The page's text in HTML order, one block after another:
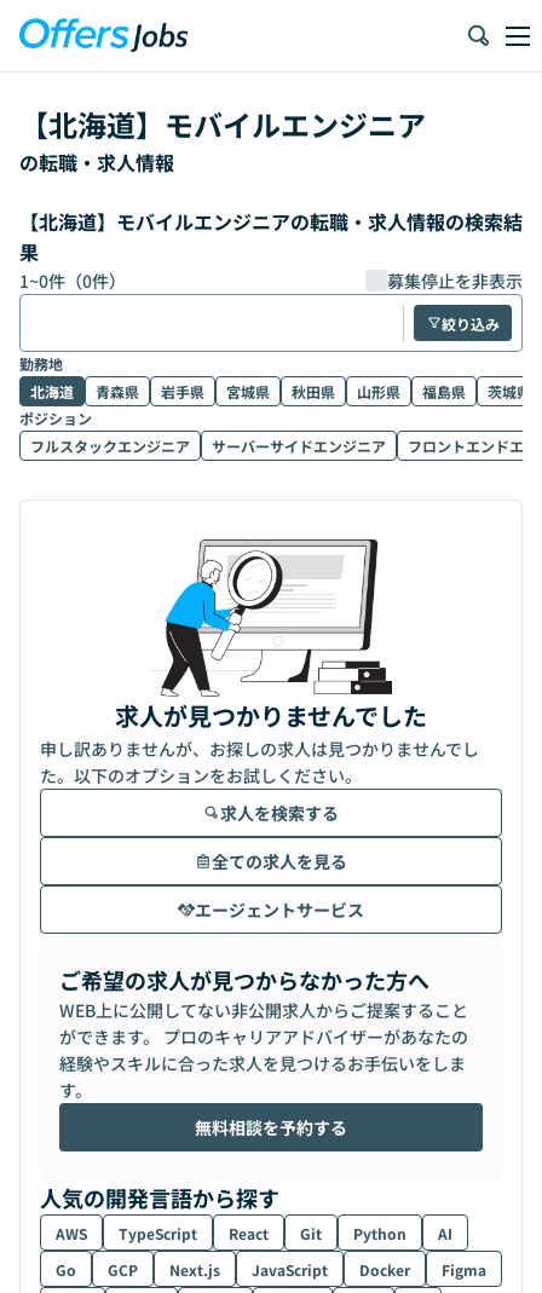
【北海道】 モバイルエンジニア
の転職・求人情報
【北海道】モバイルエンジニアの転職・求人情報の検索結
果
1~0件（0件） 募集停止を非表示
絞り込み
勤務地
北海道
青森県 岩手県 宮城県 秋田県 山形県 福島県
茨城県
ポジション
フルスタックエンジニア
サーバーサイドエンジニア フロントエンドエ
求人が見つかりませんでした
申し訳ありませんが、お探しの求人は見つかりませんでし
た。以下のオプションをお試しください。
求人を検索する
全ての求人を見る
エージェントサービス
ご希望の求人が見つからなかった方へ
WEB上に公開してない非公開求人からご提案すること
ができます。 プロのキャリアアドバイザーがあなたの
経験やスキルに合った求人を見つけるお手伝いをしま
す。
無料相談を予約する
人気の開発言語から探す
AWS TypeScript React Git Python
AI
Go
GCP Next.js JavaScript Docker
Figma